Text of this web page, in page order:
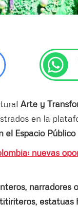
Arte y
en la
Espacio Público
nuevas
narradores
estatuas